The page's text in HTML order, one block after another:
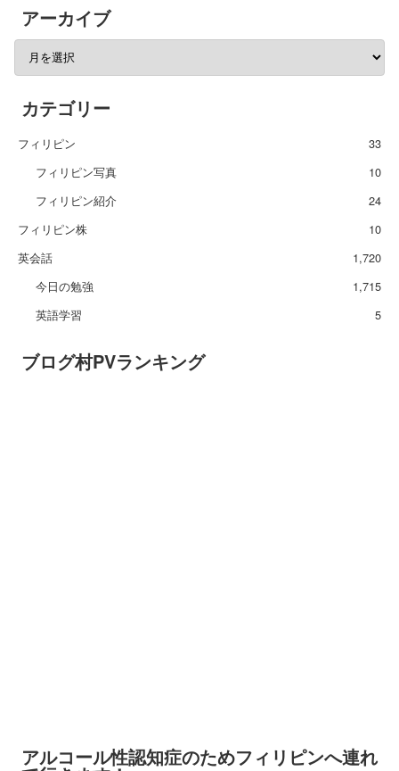
アーカイブ
カテゴリー
フィリピン
33
フィリピン写真
10
フィリピン紹介
24
フィリピン株
10
英会話
1,720
今日の勉強
1,715
英語学習
5
ブログ村PVランキング
アルコール性認知症のためフィリピンへ連れ